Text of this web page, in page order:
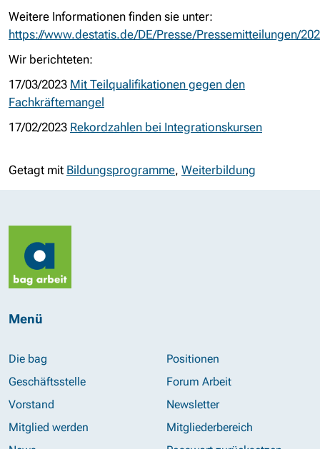
Weitere Informationen finden sie unter:
https://www.destatis.de/DE/Presse/Pressemitteilungen/
Wir berichteten:
17/03/2023 Mit Teilqualifikationen gegen den
Fachkräftemangel
17/02/2023 Rekordzahlen bei Integrationskursen
Getagt mit Bildungsprogramme, Weiterbildung
Menü
Die bag
Geschäftsstelle
Vorstand
Mitglied werden
Positionen
Forum Arbeit
Newsletter
Mitgliederbereich